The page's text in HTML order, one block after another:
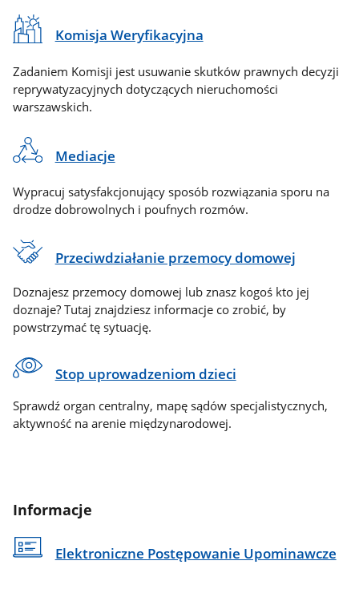
Komisja Weryfikacyjna
Zadaniem Komisji jest usuwanie skutków prawnych decyzji
reprywatyzacyjnych dotyczących nieruchomości
warszawskich.
Mediacje
Wypracuj satysfakcjonujący sposób rozwiązania sporu na
drodze dobrowolnych i poufnych rozmów.
Przeciwdziałanie przemocy domowej
Doznajesz przemocy domowej lub znasz kogoś kto jej
doznaje? Tutaj znajdziesz informacje co zrobić, by
powstrzymać tę sytuację.
Stop uprowadzeniom dzieci
Sprawdź organ centralny, mapę sądów specjalistycznych,
aktywność na arenie międzynarodowej.
Informacje
Elektroniczne Postępowanie Upominawcze